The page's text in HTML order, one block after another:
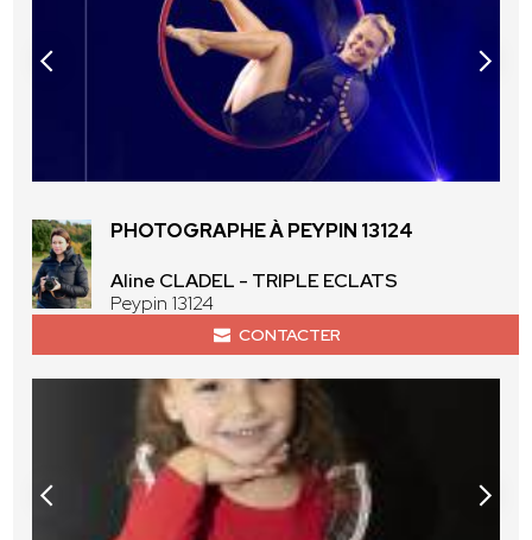
PHOTOGRAPHE À PEYPIN 13124
Aline CLADEL - TRIPLE ECLATS
Peypin 13124
CONTACTER